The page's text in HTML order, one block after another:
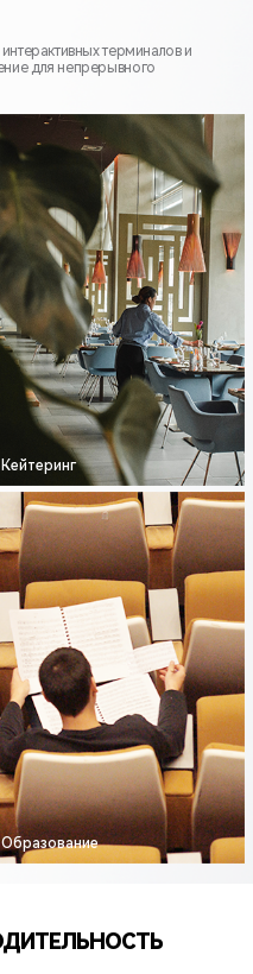
терминалов и
для непрерывного
Кейтеринг
Образование